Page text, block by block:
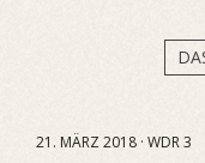
21. MÄRZ 2018 · WDR 3